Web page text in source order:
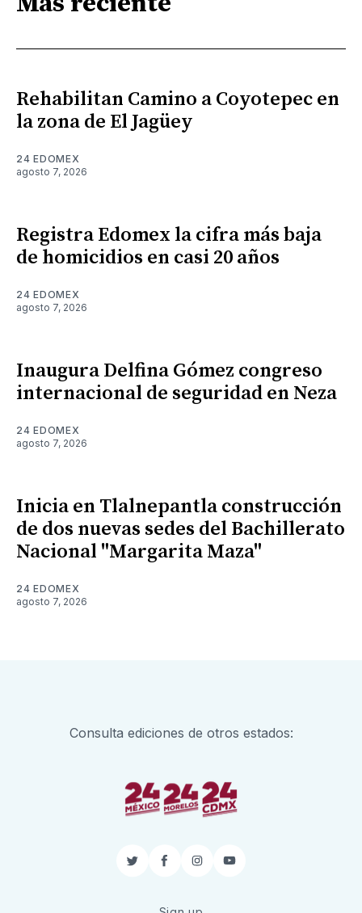
Rehabilitan Camino a Coyotepec en
la zona de El Jagüey
24 EDOMEX
agosto 7, 2026
Registra Edomex la cifra más baja
de homicidios en casi 20 años
24 EDOMEX
agosto 7, 2026
Inaugura Delfina Gómez congreso
internacional de seguridad en Neza
24 EDOMEX
agosto 7, 2026
Inicia en Tlalnepantla construcción
de dos nuevas sedes del Bachillerato
Nacional "Margarita Maza"
24 EDOMEX
agosto 7, 2026
Consulta ediciones de otros estados:
TwitterFacebook
InstagramYouTube